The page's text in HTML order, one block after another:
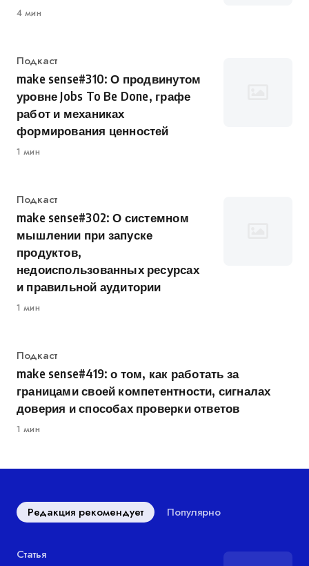
4 мин
Категория
Подкаст
make sense#310: О продвинутом
уровне Jobs To Be Done, графе
работ и механиках
формирования ценностей
1 мин
Категория
Подкаст
make sense#302: О системном
мышлении при запуске
продуктов,
недоиспользованных ресурсах
и правильной аудитории
1 мин
Категория
Подкаст
make sense#419: о том, как работать за
границами своей компетентности, сигналах
доверия и способах проверки ответов
1 мин
Редакция рекомендует Популярно
Категория
Статья